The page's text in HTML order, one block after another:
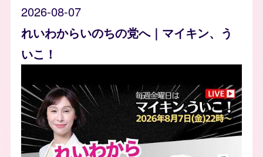
2026-08-07
れいわからいのちの党へ｜マイキン、う
いこ！